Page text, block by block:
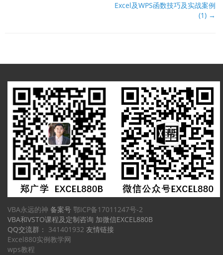
Excel及WPS函数技巧及实战案例
(1) →
VBA永远的神 备案号 鄂ICP备17011247号-2
VBA和VSTO课程及定制咨询 加微信EXCEL880B
QQ交流群： 341401932 友情链接
Excel880实例教学网
wps教程